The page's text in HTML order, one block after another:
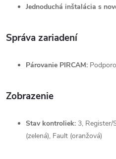
Jednoduchá inštalácia s
Správa zariadení
Párovanie PIRCAM:
Zobrazenie
Stav kontroliek: 3, Register/
(zelená), Fault (oranžová)